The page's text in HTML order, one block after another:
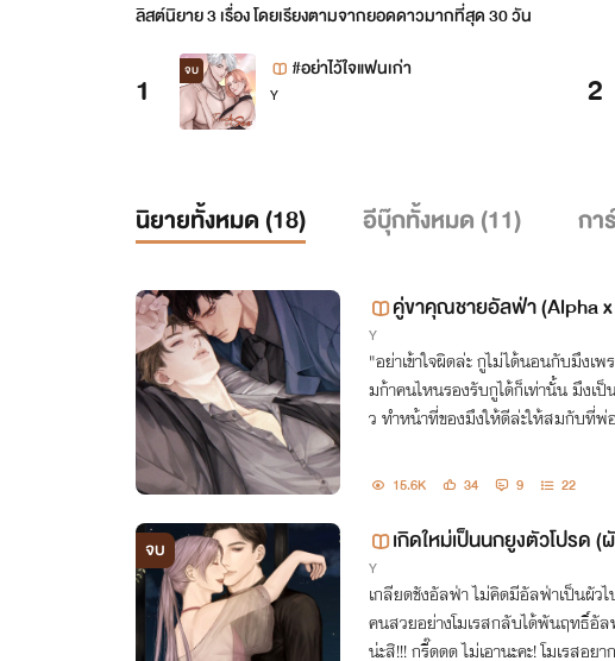
ลิสต์นิยาย 3 เรื่อง โดยเรียงตามจากยอดดาวมากที่สุด 30 วัน
1 จบ #อย่าไว้ใจแฟนเก่า
Y 2
นิยายทั้งหมด (18) อีบุ๊กทั้งหมด (11) กา
คู่ขาคุณชายอัลฟ่า (Alpha
Y
"อย่าเข้าใจผิดล่ะ กูไม่ได้นอนกับมึงเพ
มก้าคนไหนรองรับกูได้ก็เท่านั้น มึงเ
ว ทำหน้าที่ของมึงให้ดีล่ะให้สมกับที่พ่
15.6K 34 9 22
จบ
เกิดใหม่เป็นนกยูงตัวโปรด
Y
เกลียดชังอัลฟ่า ไม่คิดมีอัลฟ่าเป็นผัว
คนสวยอย่างโมเรสกลับได้พันฤทธิ์อั
น่ะสิ!!! กรี๊ดดด ไม่เอานะคะ! โมเรสอย